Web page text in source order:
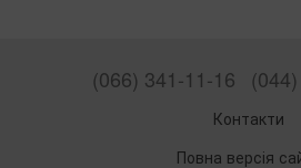
(066) 341-11-16
Контакти
Повна версія